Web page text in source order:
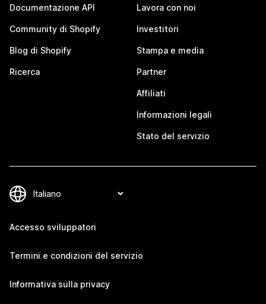
Documentazione API
Community di Shopify
Blog di Shopify
Ricerca
Lavora con noi
Investitori
Stampa e media
Partner
Affiliati
Informazioni legali
Stato del servizio
Accesso sviluppatori
Termini e condizioni del servizio
Informativa sulla privacy